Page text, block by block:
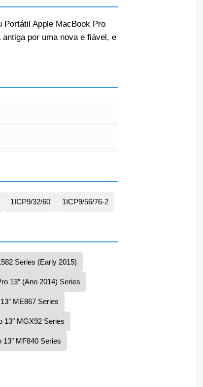
Portátil Apple MacBook Pro
por uma nova e fiável, e
1ICP9/32/60 1ICP9/56/76-2
Series (Early 2015)
13″ (Ano 2014) Series
ME867 Series
13″ MGX92 Series
MF840 Series